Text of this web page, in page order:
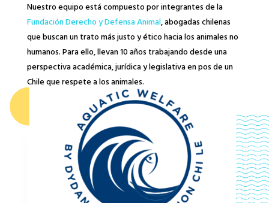
Nuestro equipo está compuesto por integrantes de la
Fundación Derecho y Defensa Animal, abogadas chilenas
que buscan un trato más justo y ético hacia los animales no
humanos. Para ello, llevan 10 años trabajando desde una
perspectiva académica, jurídica y legislativa en pos de un
Chile que respete a los animales.